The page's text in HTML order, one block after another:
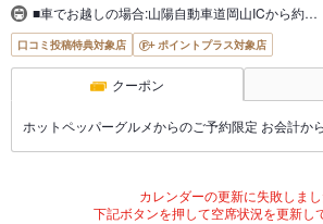
■車でお越しの場合:山陽自動車道岡山ICから約…
口コミ投稿特典対象店 ポイントプラス対象店
クーポン
ホットペッパーグルメからのご予約限定 お会計か
カレンダーの更新に失敗しまし
下記ボタンを押して空席状況を更新し